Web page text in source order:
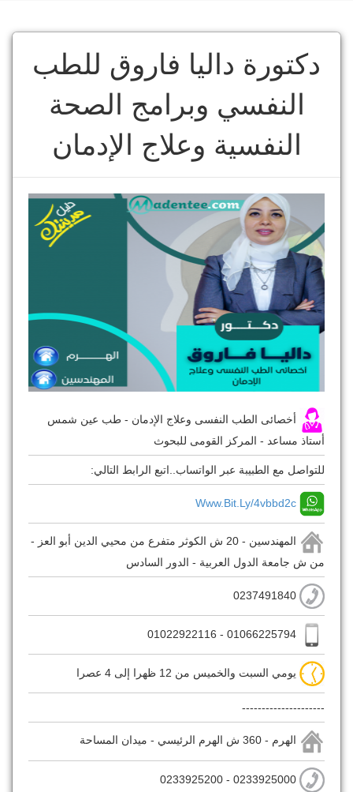
دكتورة داليا فاروق للطب
النفسي وبرامج الصحة
النفسية وعلاج الإدمان
أخصائى الطب النفسى وعلاج الإدمان - طب عين شمس
أستاذ مساعد - المركز القومى للبحوث
للتواصل مع الطبيبة عبر الواتساب..اتبع الرابط التالي:
Www.bit.ly/4vbbd2c
المهندسين - 20 ش الكوثر متفرع من محيي الدين أبو العز -
من ش جامعة الدول العربية - الدور السادس
يومي السبت والخميس من 12 ظهرا إلى 4 عصرا
---------------------
الهرم - 360 ش الهرم الرئيسي - ميدان المساحة